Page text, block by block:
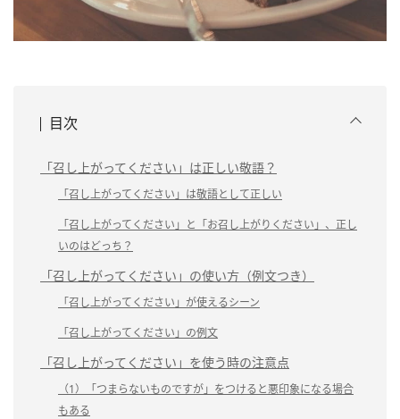
目次
「召し上がってください」は正しい敬語？
「召し上がってください」は敬語として正しい
「召し上がってください」と「お召し上がりください」、正し
いのはどっち？
「召し上がってください」の使い方（例文つき）
「召し上がってください」が使えるシーン
「召し上がってください」の例文
「召し上がってください」を使う時の注意点
（1）「つまらないものですが」をつけると悪印象になる場合
もある